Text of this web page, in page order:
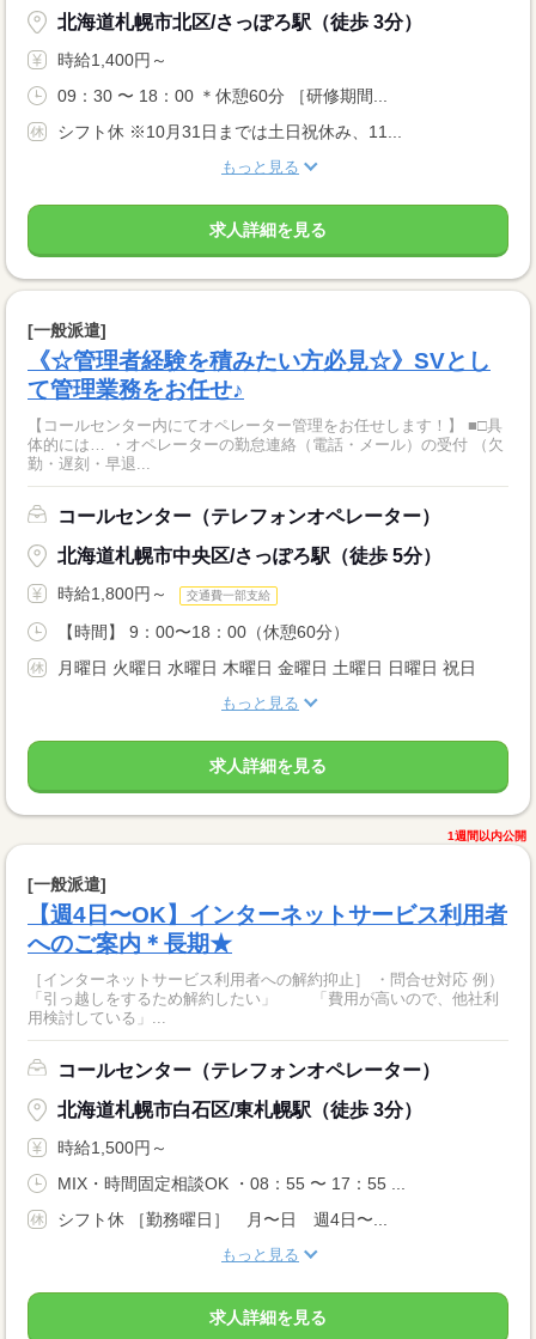
北海道札幌市北区/さっぽろ駅（徒歩 3分）
時給1,400円～
09：30 〜 18：00 ＊休憩60分 ［研修期間...
シフト休 ※10月31日までは土日祝休み、11...
もっと見る
求人詳細を見る
[一般派遣]
《☆管理者経験を積みたい方必見☆》SVとし
て管理業務をお任せ♪
【コールセンター内にてオペレーター管理をお任せします！】 ■□具
体的には… ・オペレーターの勤怠連絡（電話・メール）の受付 （欠
勤・遅刻・早退...
コールセンター（テレフォンオペレーター）
北海道札幌市中央区/さっぽろ駅（徒歩 5分）
時給1,800円～ 交通費一部支給
【時間】 9：00〜18：00（休憩60分）
月曜日 火曜日 水曜日 木曜日 金曜日 土曜日 日曜日 祝日
もっと見る
求人詳細を見る
1週間以内公開
[一般派遣]
【週4日〜OK】インターネットサービス利用者
へのご案内＊長期★
［インターネットサービス利用者への解約抑止］ ・問合せ対応 例）
「引っ越しをするため解約したい」 「費用が高いので、他社利
用検討している」...
コールセンター（テレフォンオペレーター）
北海道札幌市白石区/東札幌駅（徒歩 3分）
時給1,500円～
MIX・時間固定相談OK ・08：55 〜 17：55 ...
シフト休 ［勤務曜日］ 月〜日 週4日〜...
もっと見る
求人詳細を見る